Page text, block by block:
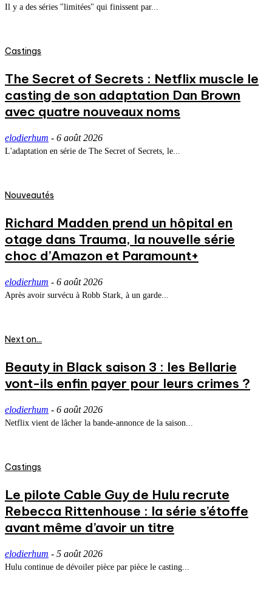
Il y a des séries "limitées" qui finissent par...
Castings
The Secret of Secrets : Netflix muscle le
casting de son adaptation Dan Brown
avec quatre nouveaux noms
elodierhum - 6 août 2026
L'adaptation en série de The Secret of Secrets, le...
Nouveautés
Richard Madden prend un hôpital en
otage dans Trauma, la nouvelle série
choc d’Amazon et Paramount+
elodierhum - 6 août 2026
Après avoir survécu à Robb Stark, à un garde...
Next on...
Beauty in Black saison 3 : les Bellarie
vont-ils enfin payer pour leurs crimes ?
elodierhum - 6 août 2026
Netflix vient de lâcher la bande-annonce de la saison...
Castings
Le pilote Cable Guy de Hulu recrute
Rebecca Rittenhouse : la série s’étoffe
avant même d’avoir un titre
elodierhum - 5 août 2026
Hulu continue de dévoiler pièce par pièce le casting...